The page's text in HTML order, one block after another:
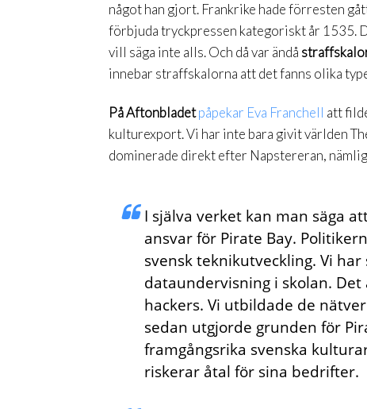
något han gjort. Frankrike hade förresten
förbjuda tryckpressen kategoriskt år 1535.
vill säga inte alls. Och då var ändå
innebar straffskalorna att det fanns olika
På Aftonbladetpåpekar Eva Franchell att
kulturexport. Vi har inte bara givit världen
dominerade direkt efter Napstereran,
I själva verket kan man säga
ansvar för Pirate Bay.
svensk teknikutveckling. Vi
dataundervisning i skolan.
hackers. Vi utbildade de
sedan utgjorde grunden för
framgångs­rika svenska
riskerar åtal för sina bedrifter.